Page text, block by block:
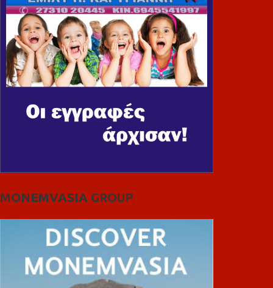
MONEMVASIA GROUP